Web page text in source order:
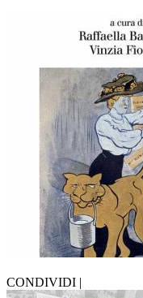
CONDIVIDI |